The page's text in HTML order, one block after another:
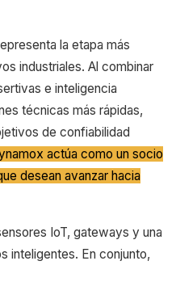
la etapa más
industriales. Al combinar
e inteligencia
técnicas más rápidas,
de confiabilidad
actúa como un socio
desean avanzar hacia
IoT, gateways y una
inteligentes. En conjunto,